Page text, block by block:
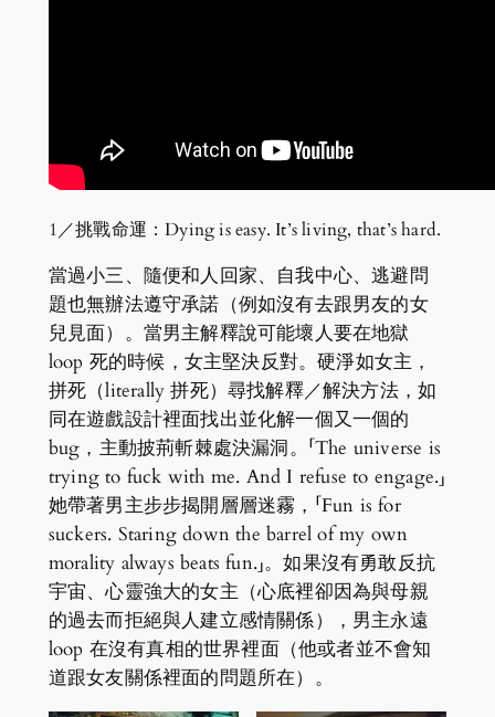
1／挑戰命運：Dying is easy. It’s living, that’s hard.
當過小三、隨便和人回家、自我中心、逃避問
題也無辦法遵守承諾（例如沒有去跟男友的女
兒見面）。當男主解釋說可能壞人要在地獄
loop 死的時候，女主堅決反對。硬淨如女主，
拼死（literally 拼死）尋找解釋／解決方法，如
同在遊戲設計裡面找出並化解一個又一個的
bug，主動披荊斬棘處決漏洞。「The universe is
trying to fuck with me. And I refuse to engage.」
她帶著男主步步揭開層層迷霧，「Fun is for
suckers. Staring down the barrel of my own
morality always beats fun.」。如果沒有勇敢反抗
宇宙、心靈強大的女主（心底裡卻因為與母親
的過去而拒絕與人建立感情關係），男主永遠
loop 在沒有真相的世界裡面（他或者並不會知
道跟女友關係裡面的問題所在）。